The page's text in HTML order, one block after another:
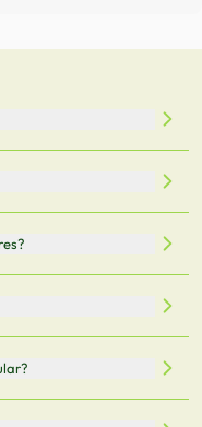
e conectividade
para comparar